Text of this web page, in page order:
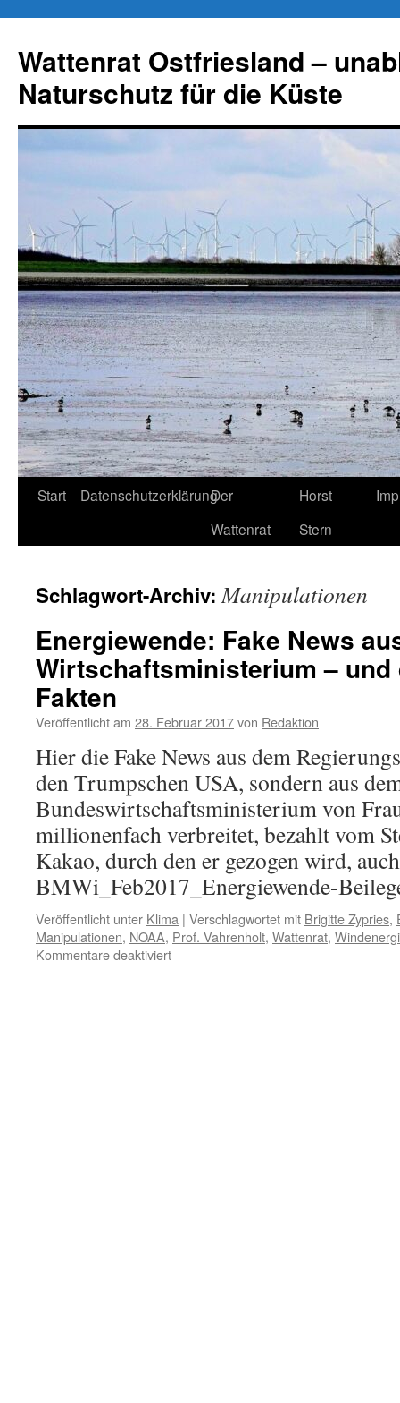
springen
Wattenrat Ostfriesland –
Naturschutz für die Küste
Start DatenschutzerklärungDer
Wattenrat
Horst
Stern
Schlagwort-Archiv:Manipulationen
Energiewende: Fake News
Wirtschaftsministerium – und
Fakten
Veröffentlicht am 28. Februar 2017von Redaktion
Hier die Fake News aus dem
den Trumpschen USA, sondern aus
Bundeswirtschaftsministerium von
millionenfach verbreitet, bezahlt vom
Kakao, durch den er gezogen wird,
BMWi_Feb2017_Energiewende-
Veröffentlicht unter Klima | Verschlagwortet mit Brigitte Zypries,
Manipulationen, NOAA, Prof. Vahrenholt, Wattenrat,
Kommentare deaktiviertfür